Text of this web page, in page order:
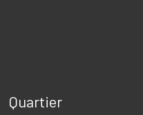
Quartier